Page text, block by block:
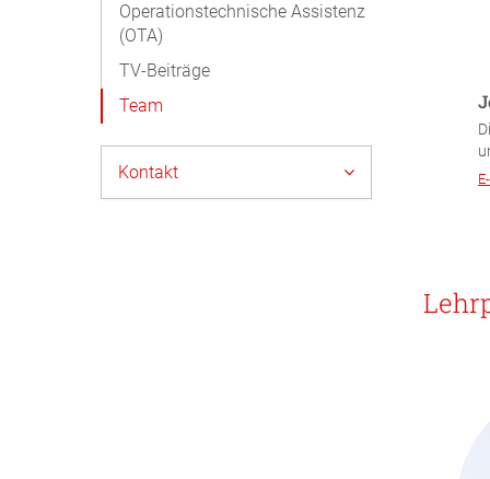
Operationstechnische Assistenz
(OTA)
TV-Beiträge
Team
Kontakt